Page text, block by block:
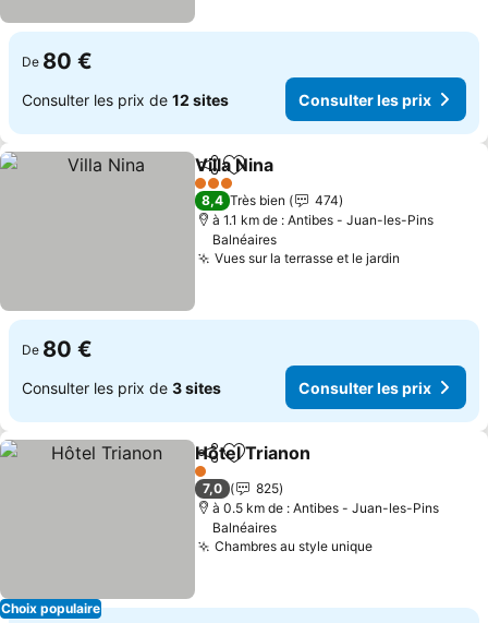
De 80 €
Consulter les prix de 12 sites Consulter les prix
PartagerAjouter à mes favoris
Villa Nina
3 Étoiles
8,4 Très bien
474
à 1.1 km de : Antibes - Juan-les-Pins
Balnéaires
Vues sur la terrasse et le jardin
De 80 €
Consulter les prix de 3 sites Consulter les prix
Choix populaire
PartagerAjouter à mes favoris
Hôtel Trianon
1 Étoiles
7,0
825
à 0.5 km de : Antibes - Juan-les-Pins
Balnéaires
Chambres au style uniqueConsulter les